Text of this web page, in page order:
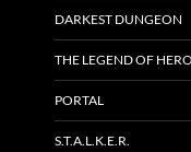
DARKEST DUNGEON
THE LEGEND OF
PORTAL
S.T.A.L.K.E.R.